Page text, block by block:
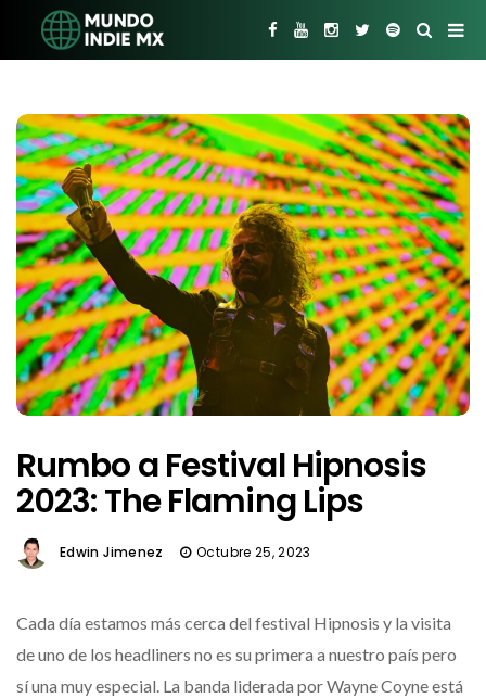
Rumbo a Festival Hipnosis
2023: The Flaming Lips
Edwin Jimenez Octubre 25, 2023
Cada día estamos más cerca del festival Hipnosis y la visita
de uno de los headliners no es su primera a nuestro país pero
sí una muy especial. La banda liderada por Wayne Coyne está